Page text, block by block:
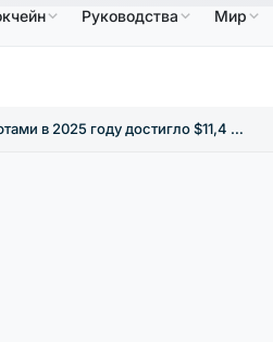
$↑2.10% USDCUSDC0,9995 $↑0.00%
Руководства Мир
ФБР: мошенничество с криптовалютами в 2025 году достигло $11,4 млрд